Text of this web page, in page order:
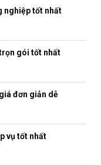
nghiệp tốt nhất
gói tốt nhất
đơn giản dễ
vụ tốt nhất